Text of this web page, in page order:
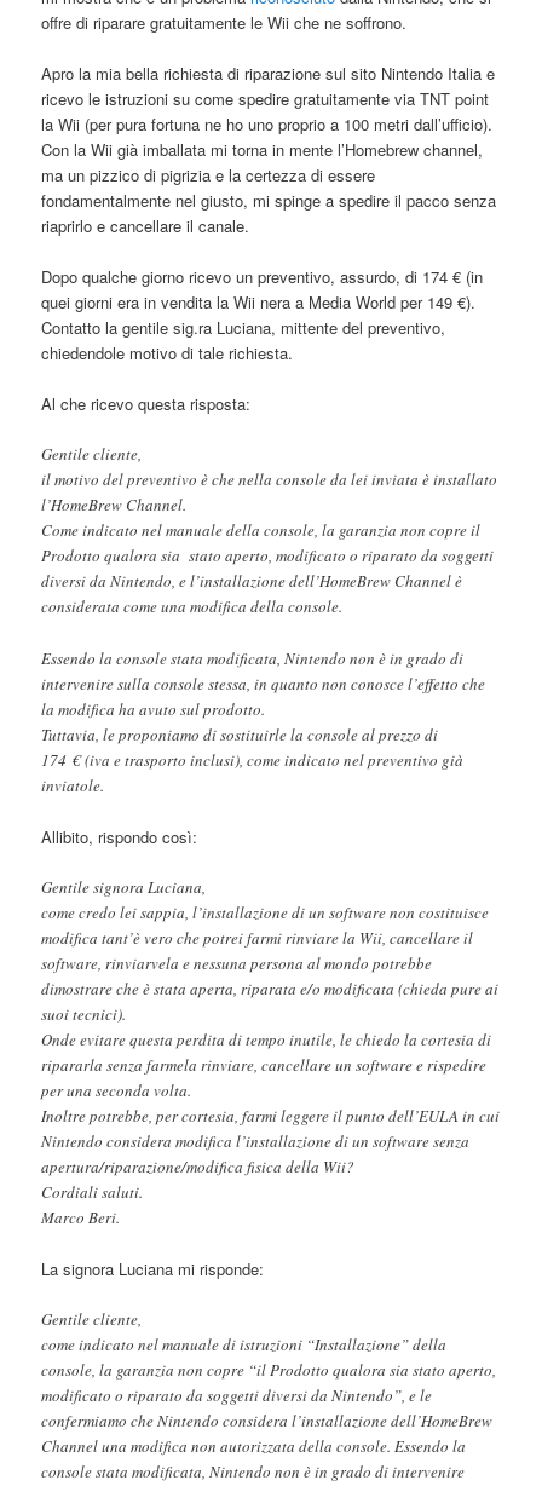
offre di riparare gratuitamente le Wii che ne soffrono.
Apro la mia bella richiesta di riparazione sul sito Nintendo Italia e
ricevo le istruzioni su come spedire gratuitamente via TNT point
la Wii (per pura fortuna ne ho uno proprio a 100 metri dall’ufficio).
Con la Wii già imballata mi torna in mente l’Homebrew channel,
ma un pizzico di pigrizia e la certezza di essere
fondamentalmente nel giusto, mi spinge a spedire il pacco senza
riaprirlo e cancellare il canale.
Dopo qualche giorno ricevo un preventivo, assurdo, di 174 € (in
quei giorni era in vendita la Wii nera a Media World per 149 €).
Contatto la gentile sig.ra Luciana, mittente del preventivo,
chiedendole motivo di tale richiesta.
Al che ricevo questa risposta:
Gentile cliente,
il motivo del preventivo è che nella console da lei inviata è installato
l’HomeBrew Channel.
Come indicato nel manuale della console, la garanzia non copre il
Prodotto qualora sia stato aperto, modificato o riparato da soggetti
diversi da Nintendo, e l’installazione dell’HomeBrew Channel è
considerata come una modifica della console.
Essendo la console stata modificata, Nintendo non è in grado di
intervenire sulla console stessa, in quanto non conosce l’effetto che
la modifica ha avuto sul prodotto.
Tuttavia, le proponiamo di sostituirle la console al prezzo di
174 € (iva e trasporto inclusi), come indicato nel preventivo già
inviatole.
Allibito, rispondo così:
Gentile signora Luciana,
come credo lei sappia, l’installazione di un software non costituisce
modifica tant’è vero che potrei farmi rinviare la Wii, cancellare il
software, rinviarvela e nessuna persona al mondo potrebbe
dimostrare che è stata aperta, riparata e/o modificata (chieda pure ai
suoi tecnici).
Onde evitare questa perdita di tempo inutile, le chiedo la cortesia di
ripararla senza farmela rinviare, cancellare un software e rispedire
per una seconda volta.
Inoltre potrebbe, per cortesia, farmi leggere il punto dell’EULA in cui
Nintendo considera modifica l’installazione di un software senza
apertura/riparazione/modifica fisica della Wii?
Cordiali saluti.
Marco Beri.
La signora Luciana mi risponde:
Gentile cliente,
come indicato nel manuale di istruzioni “Installazione” della
console, la garanzia non copre “il Prodotto qualora sia stato aperto,
modificato o riparato da soggetti diversi da Nintendo”, e le
confermiamo che Nintendo considera l’installazione dell’HomeBrew
Channel una modifica non autorizzata della console. Essendo la
console stata modificata, Nintendo non è in grado di intervenire